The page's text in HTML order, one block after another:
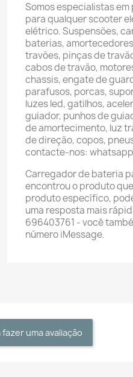
Somos especialistas
para qualquer scooter
elétrico. Suspensões,
baterias,
travões, pinças de
cabos de travão,
chassis, engate de
parafusos, porcas,
luzes led, gatilhos,
guiador, punhos de
de amortecimento, luz
de direção, copos,
contacte-nos:
Carregador de bateria
encontrou o produto
produto específico,
uma resposta mais
696403761 - você
número iMessage.
uma avaliação